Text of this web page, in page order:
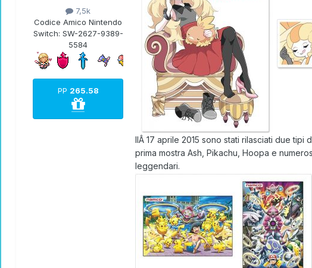
7,5k
Codice Amico Nintendo
Switch: SW-2627-9389-
5584
PP 265.58
IlÂ 17 aprile 2015 sono stati rilasciati due tipi
prima mostra Ash, Pikachu, Hoopa e
leggendari.